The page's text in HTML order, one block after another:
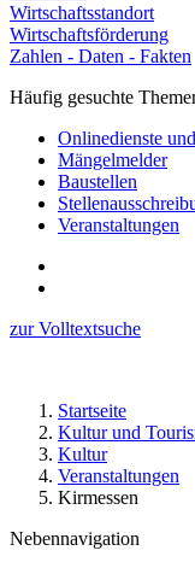
Wirtschaftsstandort
Wirtschaftsförderung
Zahlen - Daten - Fakten
Häufig gesuchte
Onlinedienste
Mängelmelder
Baustellen
Veranstaltungen
zur Volltextsuche
Startseite
Kultur und
Kultur
Veranstaltungen
Kirmessen
Nebennavigation